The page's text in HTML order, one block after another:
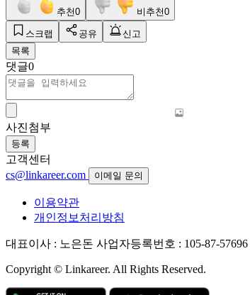
추천0 비추천0
스크랩 공유
신고
목록
댓글0
사진첨부
등록
고객센터
cs@linkareer.com
이메일 문의
이용약관
개인정보처리방침
대표이사 : 노은돈 사업자등록번호 : 105-87-57696
Copyright © Linkareer. All Rights Reserved.